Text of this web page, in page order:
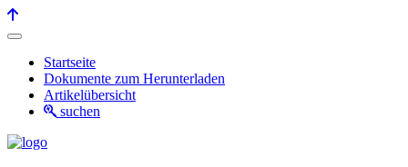
Startseite
Dokumente zum Herunterladen
Artikelübersicht
suchen